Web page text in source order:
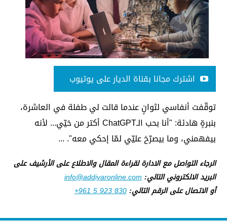
اشترك مجانا بقناة الديار على يوتيوب
توقّفت أنفاسي لثوانٍ عندما قالت لي طفلة في العاشرة،
بنبرةٍ هادئة: "أنا بحب الـChatGPT أكتر من خيّي... لأنه
بيفهمني، وما بيصرّخ عليّي لمّا إحكي معه". ...
الرجاء التواصل مع الادارة لقراءة المقال والاطلاع على الأرشيف على
البريد الالكتروني التالي:info@addiyaronline.com
أو الاتصال على الرقم التالي:+961 5 923 830